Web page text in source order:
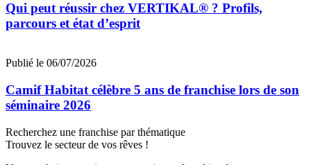
Qui peut réussir chez VERTIKAL® ? Profils,
parcours et état d’esprit
Publié le 06/07/2026
Camif Habitat célèbre 5 ans de franchise lors de son
séminaire 2026
Recherchez une franchise par thématique
Trouvez le secteur de vos rêves !